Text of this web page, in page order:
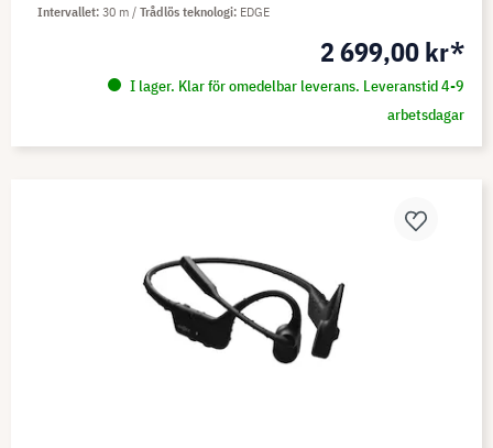
2 699,00 kr*
I lager. Klar för omedelbar leverans. Leveranstid 4-9
arbetsdagar
Intervallet 30 m Trådlös teknologi EDGE